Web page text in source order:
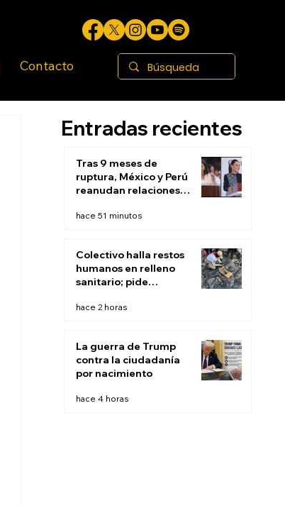
Contacto
Entradas recientes
Tras 9 meses de
ruptura, México y Perú
reanudan relaciones
hace 51 minutos
Colectivo halla restos
humanos en relleno
sanitario; pide
para continuar
hace 2 horas
La guerra de Trump
contra la ciudadanía
por nacimiento
hace 4 horas